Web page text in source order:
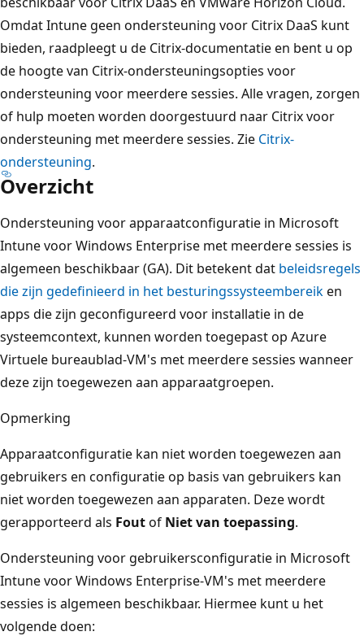
Omdat Intune geen ondersteuning voor Citrix DaaS kunt
bieden, raadpleegt u de Citrix-documentatie en bent u op
de hoogte van Citrix-ondersteuningsopties voor
ondersteuning voor meerdere sessies. Alle vragen, zorgen
of hulp moeten worden doorgestuurd naar Citrix voor
ondersteuning met meerdere sessies. Zie Citrix-
ondersteuning.
Overzicht
Ondersteuning voor apparaatconfiguratie in Microsoft
Intune voor Windows Enterprise met meerdere sessies is
algemeen beschikbaar (GA). Dit betekent dat beleidsregels
die zijn gedefinieerd in het besturingssysteembereiken
apps die zijn geconfigureerd voor installatie in de
systeemcontext, kunnen worden toegepast op Azure
Virtuele bureaublad-VM's met meerdere sessies wanneer
deze zijn toegewezen aan apparaatgroepen.
Opmerking
Apparaatconfiguratie kan niet worden toegewezen aan
gebruikers en configuratie op basis van gebruikers kan
niet worden toegewezen aan apparaten. Deze wordt
gerapporteerd als Foutof Niet van toepassing.
Ondersteuning voor gebruikersconfiguratie in Microsoft
Intune voor Windows Enterprise-VM's met meerdere
sessies is algemeen beschikbaar. Hiermee kunt u het
volgende doen: